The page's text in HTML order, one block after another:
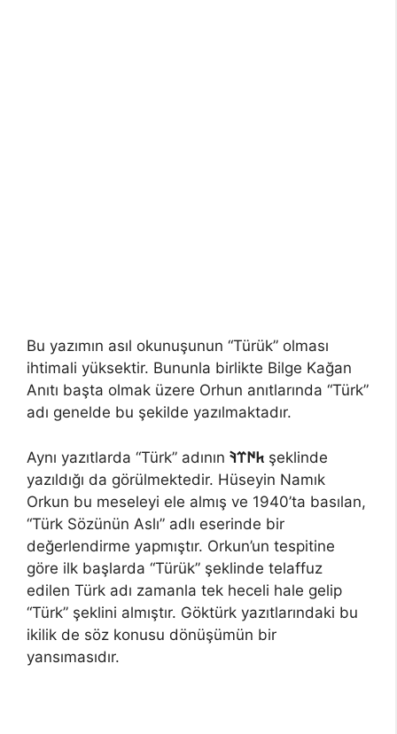
Bu yazımın asıl okunuşunun “Türük” olması
ihtimali yüksektir. Bununla birlikte Bilge Kağan
Anıtı başta olmak üzere Orhun anıtlarında “Türk”
adı genelde bu şekilde yazılmaktadır.
Aynı yazıtlarda “Türk” adının 𐱅𐰇𐰼𐰚 şeklinde
yazıldığı da görülmektedir. Hüseyin Namık
Orkun bu meseleyi ele almış ve 1940’ta basılan,
“Türk Sözünün Aslı” adlı eserinde bir
değerlendirme yapmıştır. Orkun’un tespitine
göre ilk başlarda “Türük” şeklinde telaffuz
edilen Türk adı zamanla tek heceli hale gelip
“Türk” şeklini almıştır. Göktürk yazıtlarındaki bu
ikilik de söz konusu dönüşümün bir
yansımasıdır.